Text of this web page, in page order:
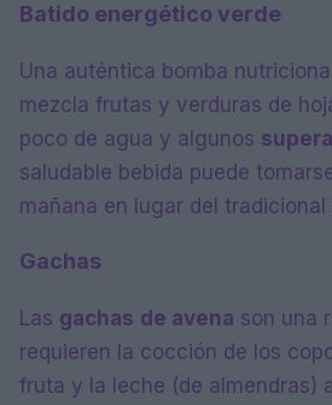
Batido energético verde
Una auténtica bomba
mezcla frutas y verduras de
poco de agua y algunos
saludable bebida puede
mañana en lugar del tradicional
Gachas
Las gachas de avena son una
requieren la cocción de los
fruta y la leche (de almendras)